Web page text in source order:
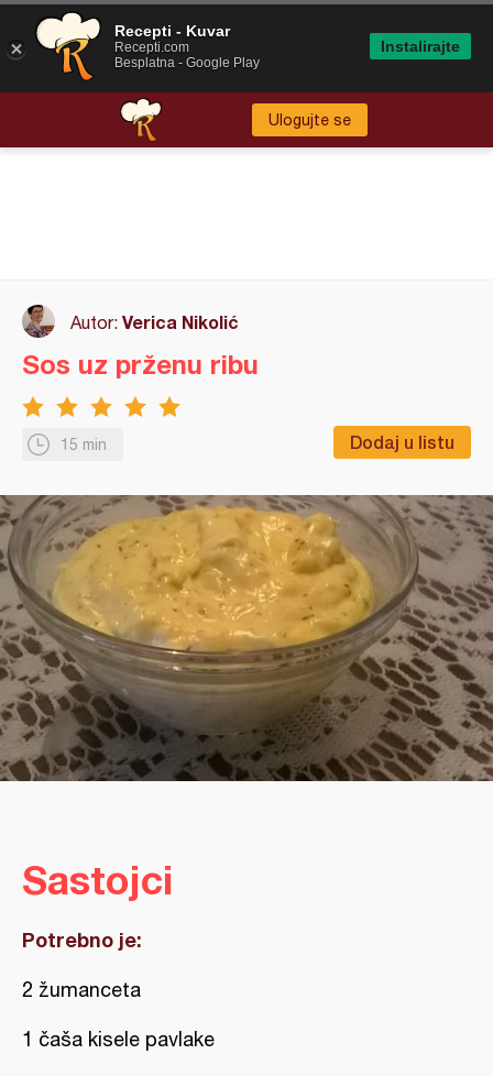
Ulogujte se
Autor: Verica Nikolić
15 min Dodaj u listu
Sos uz prženu ribu
Sastojci
Potrebno je:
2 žumanceta
1 čaša kisele pavlake
Recepti - Kuvar
Recepti.com
Besplatna - Google Play
Instalirajte